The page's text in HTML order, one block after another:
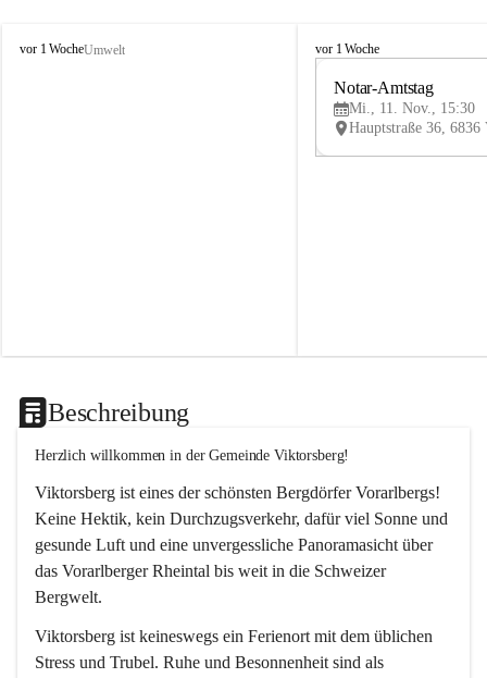
V
vor 1 WocheUmwelt
V
vor 1 Woche
Notar-Amtstag
Mi., 11. Nov., 15:30
Beschreibung
Herzlich willkommen in der Gemeinde Viktorsberg!
Viktorsberg ist eines der schönsten Bergdörfer Vorarlbergs!
Keine Hektik, kein Durchzugsverkehr, dafür viel Sonne und
gesunde Luft und eine unvergessliche Panoramasicht über
das Vorarlberger Rheintal bis weit in die Schweizer
Bergwelt.
Viktorsberg ist keineswegs ein Ferienort mit dem üblichen
Stress und Trubel. Ruhe und Besonnenheit sind als